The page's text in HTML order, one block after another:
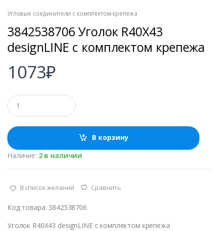
Угловые соединители с комплектом крепежа
3842538706 Уголок R40X43
designLINE с комплектом крепежа
1073₽
К
о
л
ч
е
с
т
в
В корзину
Наличие: 2 в наличии
В список желаний Сравнить
Код товара: 3842538706
Уголок R40X43 designLINE с комплектом крепежа